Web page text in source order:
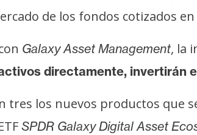
de los fondos cotizados
Galaxy Asset Management, la
directamente, invertirán
tres los nuevos productos que
SPDR Galaxy Digital Asset